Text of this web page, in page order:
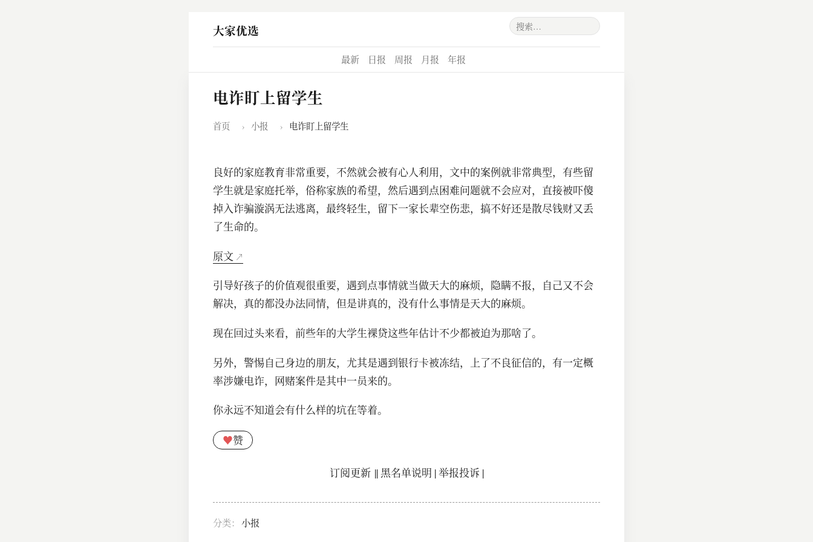
大家优选
最新 日报 周报 月报 年报
电诈盯上留学生
首页 › 小报 › 电诈盯上留学生
良好的家庭教育非常重要，不然就会被有心人利用，文中的案例就非常典型，有些留
学生就是家庭托举，俗称家族的希望，然后遇到点困难问题就不会应对，直接被吓傻
掉入诈骗漩涡无法逃离，最终轻生，留下一家长辈空伤悲，搞不好还是散尽钱财又丢
了生命的。
原文
引导好孩子的价值观很重要，遇到点事情就当做天大的麻烦，隐瞒不报，自己又不会
解决，真的都没办法同情，但是讲真的，没有什么事情是天大的麻烦。
现在回过头来看，前些年的大学生裸贷这些年估计不少都被迫为那啥了。
另外，警惕自己身边的朋友，尤其是遇到银行卡被冻结，上了不良征信的，有一定概
率涉嫌电诈，网赌案件是其中一员来的。
你永远不知道会有什么样的坑在等着。
♥赞
订阅更新||黑名单说明 |举报投诉 |
分类： 小报